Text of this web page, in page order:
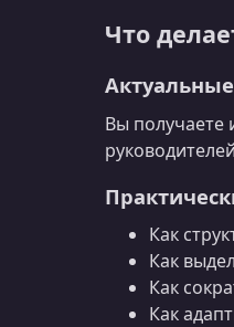
Что
Вы получаете
Как
Как
Как
Как